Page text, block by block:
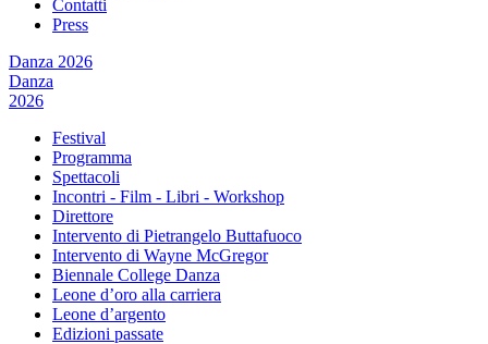
Contatti
Press
Danza 2026
Danza
2026
Festival
Programma
Spettacoli
Incontri - Film - Libri - Workshop
Direttore
Intervento di Pietrangelo Buttafuoco
Intervento di Wayne McGregor
Biennale College Danza
Leone d’oro alla carriera
Leone d’argento
Edizioni passate